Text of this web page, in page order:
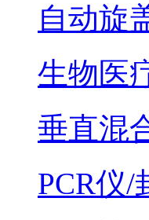
自动旋
生物医
垂直混
PCR仪/